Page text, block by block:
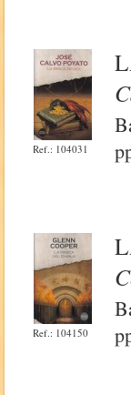
Ref.: 104031
Ref.: 104150